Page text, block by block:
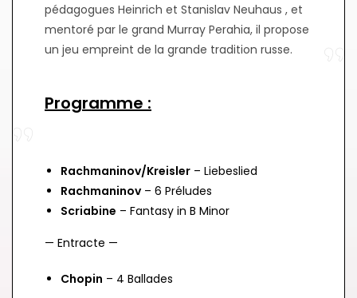
pédagogues Heinrich et Stanislav Neuhaus , et
mentoré par le grand Murray Perahia, il propose
un jeu empreint de la grande tradition russe.
Programme :
Rachmaninov/Kreisler – Liebeslied
Rachmaninov – 6 Préludes
Scriabine – Fantasy in B Minor
— Entracte —
Chopin – 4 Ballades